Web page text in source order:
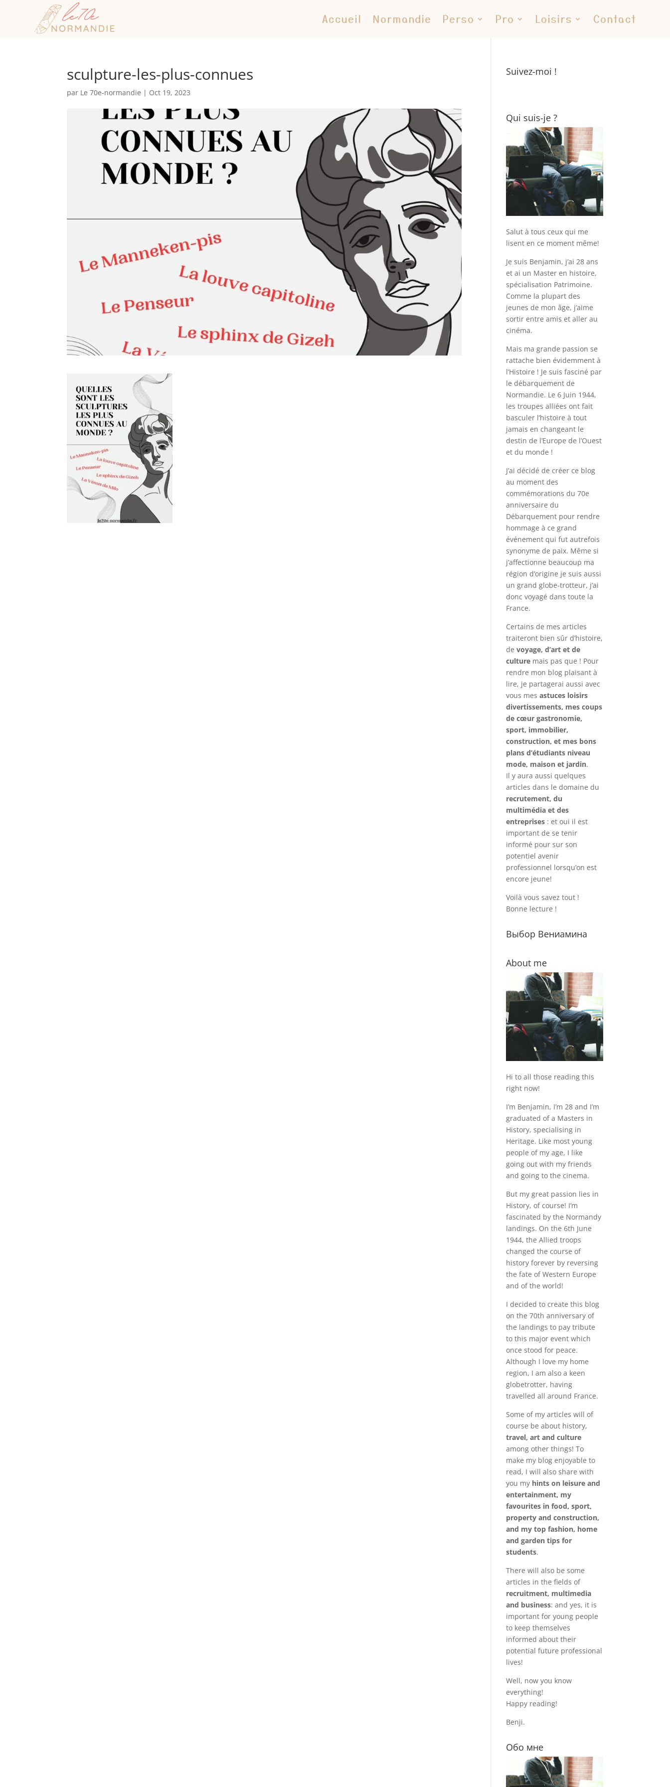
Accueil Normandie Perso Pro Loisirs Contact
sculpture-les-plus-connues
par Le 70e-normandie | Oct 19, 2023
Suivez-moi !
Qui suis-je ?
Salut à tous ceux qui me
lisent en ce moment même!
Je suis Benjamin, j’ai 28 ans
et ai un Master en histoire,
spécialisation Patrimoine.
Comme la plupart des
jeunes de mon âge, j’aime
sortir entre amis et aller au
cinéma.
Mais ma grande passion se
rattache bien évidemment à
l’Histoire ! Je suis fasciné par
le débarquement de
Normandie. Le 6 Juin 1944,
les troupes alliées ont fait
basculer l’histoire à tout
jamais en changeant le
destin de l’Europe de l’Ouest
et du monde !
J’ai décidé de créer ce blog
au moment des
commémorations du 70e
anniversaire du
Débarquement pour rendre
hommage à ce grand
événement qui fut autrefois
synonyme de paix. Même si
j’affectionne beaucoup ma
région d’origine je suis aussi
un grand globe-trotteur, j’ai
donc voyagé dans toute la
France.
Certains de mes articles
traiteront bien sûr d’histoire,
devoyage, d’art et de
culture mais pas que ! Pour
rendre mon blog plaisant à
lire, je partagerai aussi avec
vous mesastuces loisirs
divertissements, mes coups
de cœur gastronomie,
sport, immobilier,
construction, et mes bons
plans d’étudiants niveau
mode, maison et jardin.
Il y aura aussi quelques
articles dans le domaine du
recrutement, du
multimédia et des
entreprises : et oui il est
important de se tenir
informé pour sur son
potentiel avenir
professionnel lorsqu’on est
encore jeune!
Voilà vous savez tout !
Bonne lecture !
Выбор Вениамина
About me
Hi to all those reading this
right now!
I’m Benjamin, I’m 28 and I’m
graduated of a Masters in
History, specialising in
Heritage. Like most young
people of my age, I like
going out with my friends
and going to the cinema.
But my great passion lies in
History, of course! I’m
fascinated by the Normandy
landings. On the 6th June
1944, the Allied troops
changed the course of
history forever by reversing
the fate of Western Europe
and of the world!
I decided to create this blog
on the 70th anniversary of
the landings to pay tribute
to this major event which
once stood for peace.
Although I love my home
region, I am also a keen
globetrotter, having
travelled all around France.
Some of my articles will of
course be about history,
travel, art and culture
among other things! To
make my blog enjoyable to
read, I will also share with
you my hints on leisure and
entertainment, my
favourites in food, sport,
property and construction,
and my top fashion, home
and garden tips for
students.
There will also be some
articles in the fields of
recruitment, multimedia
and business: and yes, it is
important for young people
to keep themselves
informed about their
potential future professional
lives!
Well, now you know
everything!
Happy reading!
Benji.
Обо мне